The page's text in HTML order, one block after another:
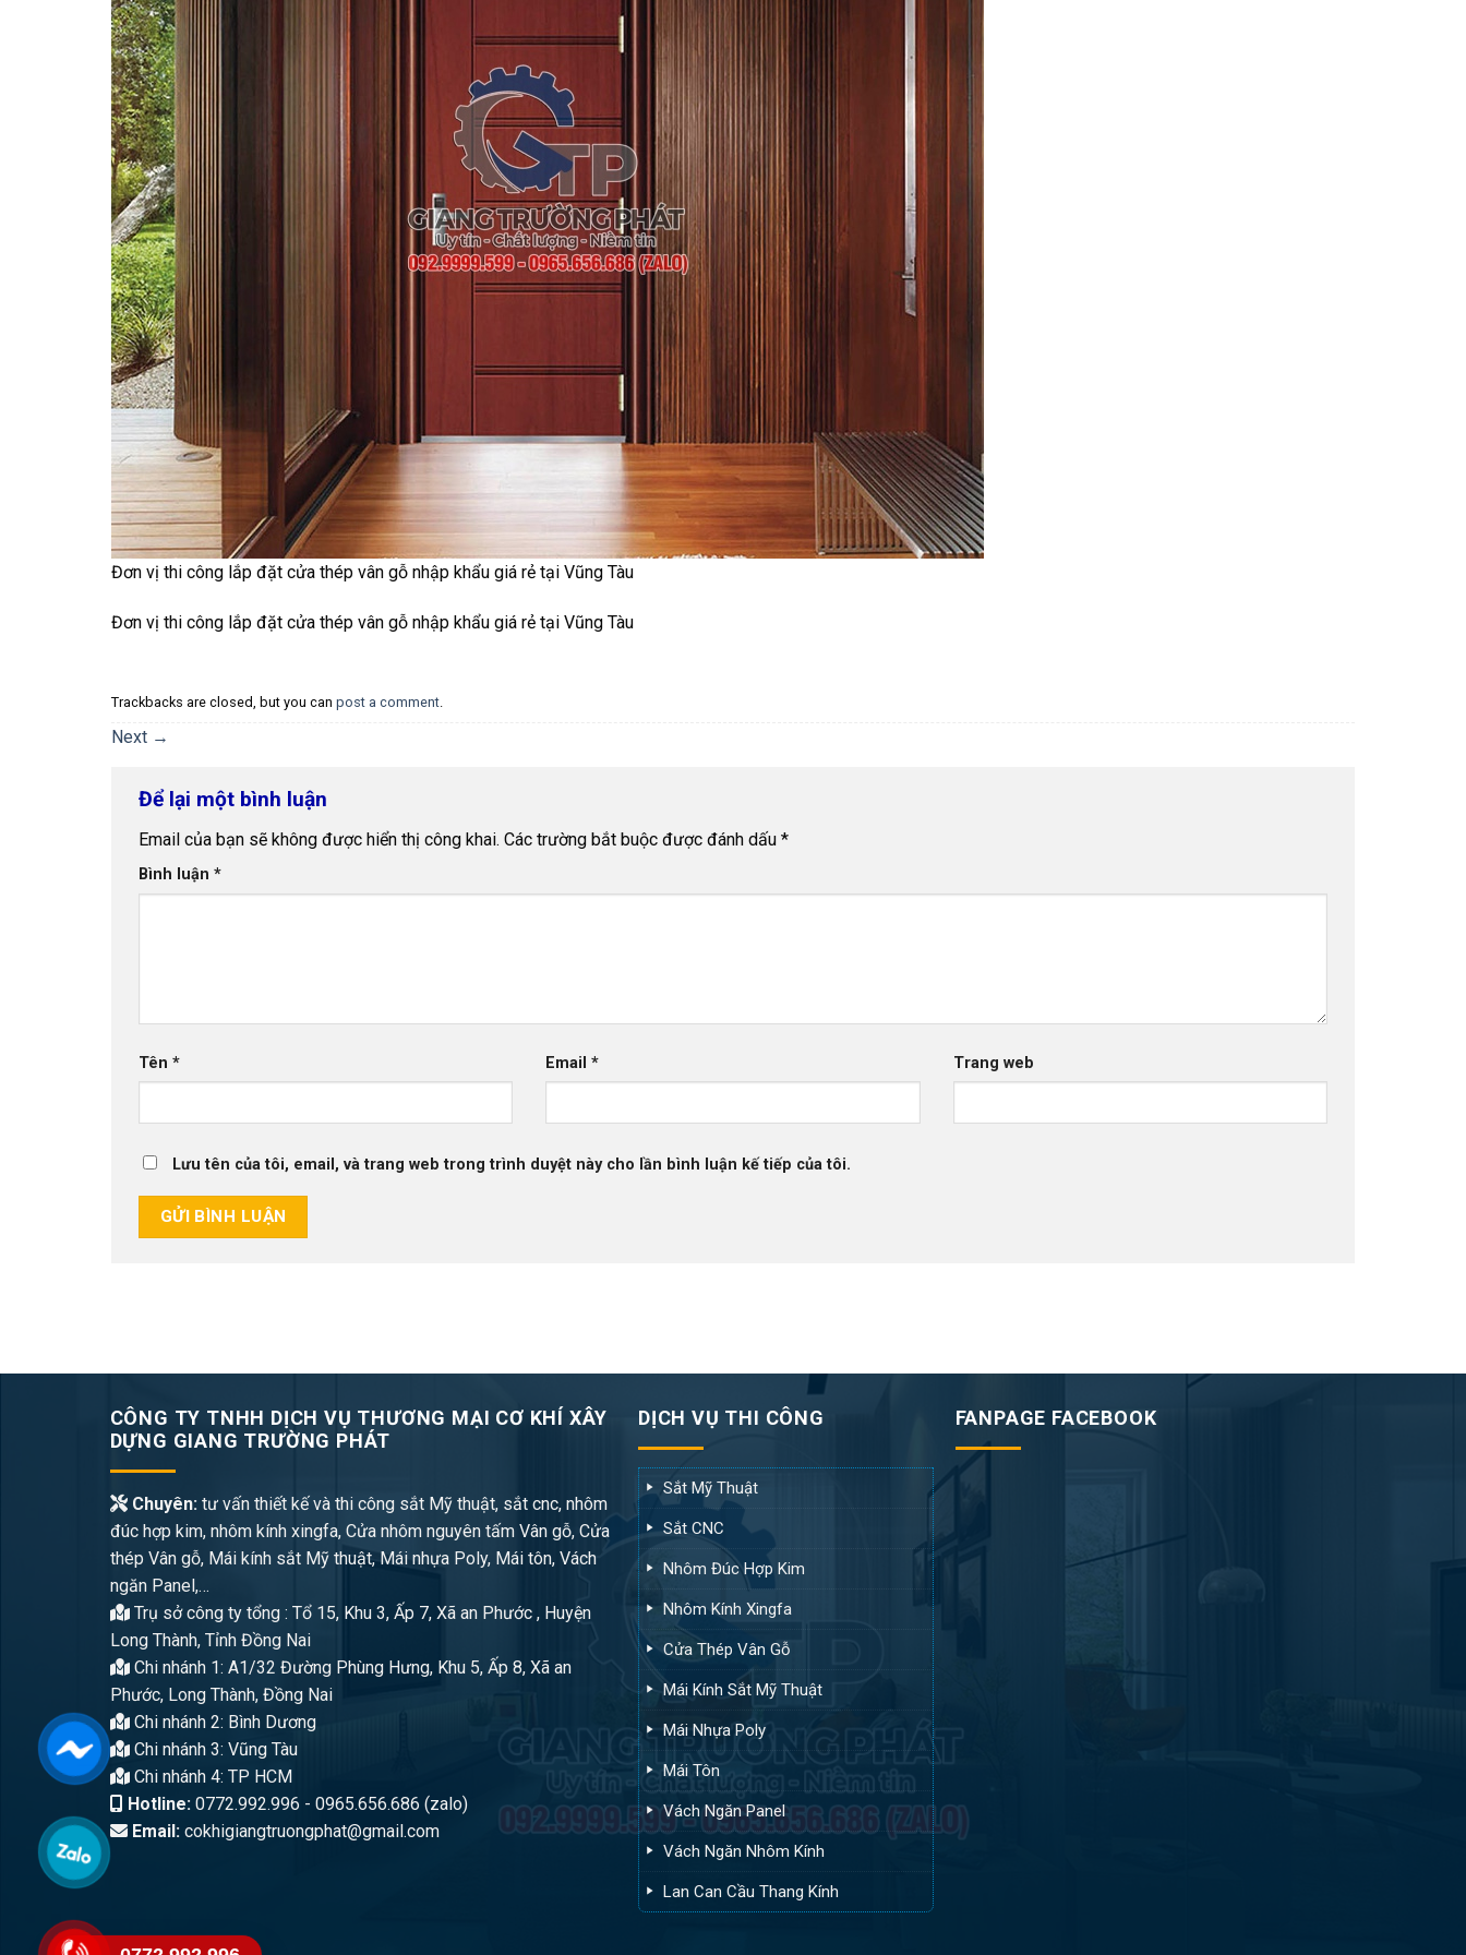
Đơn vị thi công lắp đặt cửa thép vân gỗ nhập khẩu giá rẻ tại Vũng Tàu
Đơn vị thi công lắp đặt cửa thép vân gỗ nhập khẩu giá rẻ tại Vũng Tàu
Trackbacks are closed, but you can post a comment
Next →
Để lại một bình luận
Email của bạn sẽ không được hiển thị công khai. Các trường bắt buộc được đánh dấu *
Bình luận *
Tên * Email* Trang web
Lưu tên của tôi, email, và trang web trong trình duyệt này cho lần bình luận kế tiếp của tôi.
CÔNG TY TNHH DỊCH VỤ THƯƠNG MẠI CƠ KHÍ XÂY
DỰNG GIANG TRƯỜNG PHÁT
Chuyên:tư vấn thiết kế và thi công sắt Mỹ thuật, sắt cnc, nhôm
đúc hợp kim, nhôm kính xingfa, Cửa nhôm nguyên tấm Vân gỗ, Cửa
thép Vân gỗ, Mái kính sắt Mỹ thuật, Mái nhựa Poly, Mái tôn, Vách
ngăn Panel,…
Trụ sở công ty tổng : Tổ 15, Khu 3, Ấp 7, Xã an Phước , Huyện
Long Thành, Tỉnh Đồng Nai
Chi nhánh 1: A1/32 Đường Phùng Hưng, Khu 5, Ấp 8, Xã an
Phước, Long Thành, Đồng Nai
Chi nhánh 2: Bình Dương
Chi nhánh 3: Vũng Tàu
Chi nhánh 4: TP HCM
Hotline:0772.992.996 - 0965.656.686 (zalo)
Email:cokhigiangtruongphat@gmail.com
DỊCH VỤ THI CÔNG
Sắt Mỹ Thuật
Sắt CNC
Nhôm Đúc Hợp Kim
Nhôm Kính Xingfa
Cửa Thép Vân Gỗ
Mái Kính Sắt Mỹ Thuật
Mái Nhựa Poly
Mái Tôn
Vách Ngăn Panel
Vách Ngăn Nhôm Kính
Lan Can Cầu Thang Kính
FANPAGE FACEBOOK